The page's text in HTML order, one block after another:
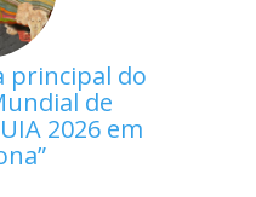
principal do
de
2026 em